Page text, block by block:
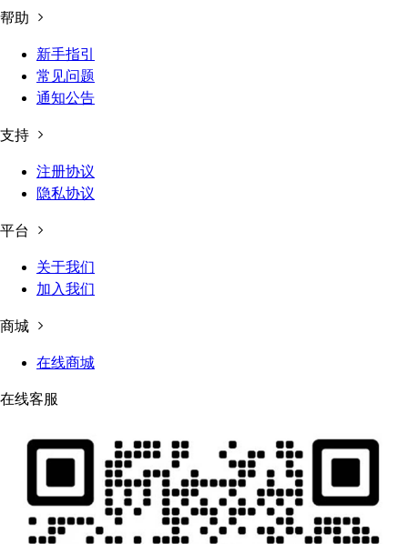
帮助
新手指引
常见问题
通知公告
支持
注册协议
隐私协议
平台
关于我们
加入我们
商城
在线商城
在线客服